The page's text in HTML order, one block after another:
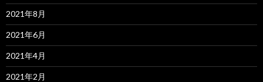
2021年8月
2021年6月
2021年4月
2021年2月